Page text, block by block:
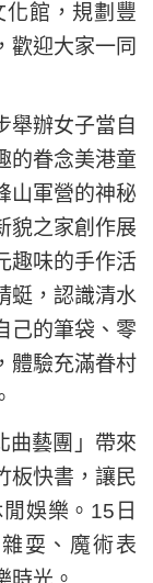
館，規劃豐
歡迎大家一同
舉辦女子當自
的眷念美港童
山軍營的神秘
貌之家創作展
趣味的手作活
蜓，認識清水
己的筆袋、零
體驗充滿眷村
曲藝團」帶來
板快書，讓民
娛樂。15日
耍、魔術表